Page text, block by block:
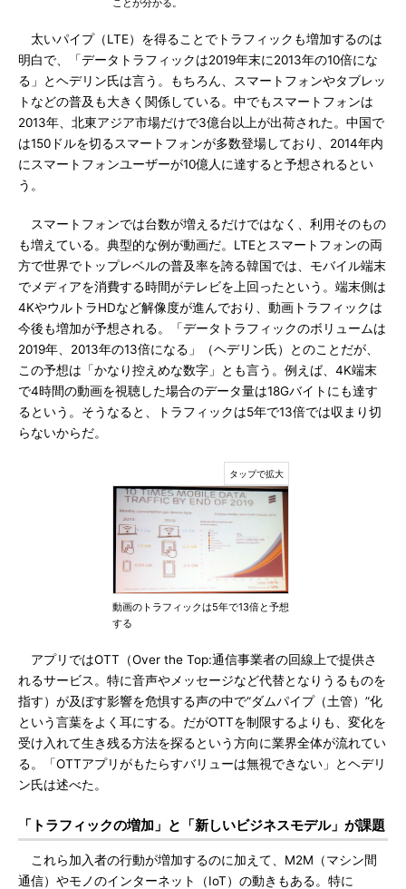
ことが分かる。
太いパイプ（LTE）を得ることでトラフィックも増加するのは
明白で、「データトラフィックは2019年末に2013年の10倍にな
る」とヘデリン氏は言う。もちろん、スマートフォンやタブレッ
トなどの普及も大きく関係している。中でもスマートフォンは
2013年、北東アジア市場だけで3億台以上が出荷された。中国で
は150ドルを切るスマートフォンが多数登場しており、2014年内
にスマートフォンユーザーが10億人に達すると予想されるとい
う。
スマートフォンでは台数が増えるだけではなく、利用そのもの
も増えている。典型的な例が動画だ。LTEとスマートフォンの両
方で世界でトップレベルの普及率を誇る韓国では、モバイル端末
でメディアを消費する時間がテレビを上回ったという。端末側は
4KやウルトラHDなど解像度が進んでおり、動画トラフィックは
今後も増加が予想される。「データトラフィックのボリュームは
2019年、2013年の13倍になる」（ヘデリン氏）とのことだが、
この予想は「かなり控えめな数字」とも言う。例えば、4K端末
で4時間の動画を視聴した場合のデータ量は18Gバイトにも達す
るという。そうなると、トラフィックは5年で13倍では収まり切
らないからだ。
動画のトラフィックは5年で13倍と予想
する
アプリではOTT（Over the Top:通信事業者の回線上で提供さ
れるサービス。特に音声やメッセージなど代替となりうるものを
指す）が及ぼす影響を危惧する声の中で“ダムパイプ（土管）”化
という言葉をよく耳にする。だがOTTを制限するよりも、変化を
受け入れて生き残る方法を探るという方向に業界全体が流れてい
る。「OTTアプリがもたらすバリューは無視できない」とヘデリ
ン氏は述べた。
「トラフィックの増加」と「新しいビジネスモデル」が課題
これら加入者の行動が増加するのに加えて、M2M（マシン間
通信）やモノのインターネット（IoT）の動きもある。特に